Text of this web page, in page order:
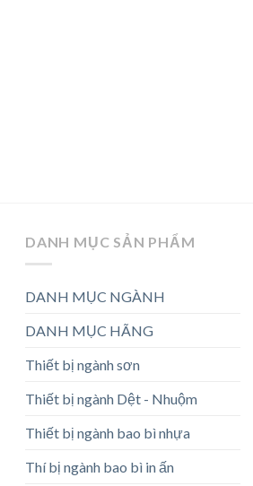
DANH MỤC SẢN PHẨM
DANH MỤC NGÀNH
DANH MỤC HÃNG
Thiết bị ngành sơn
Thiết bị ngành Dệt - Nhuộm
Thiết bị ngành bao bì nhựa
Thí bị ngành bao bì in ấn